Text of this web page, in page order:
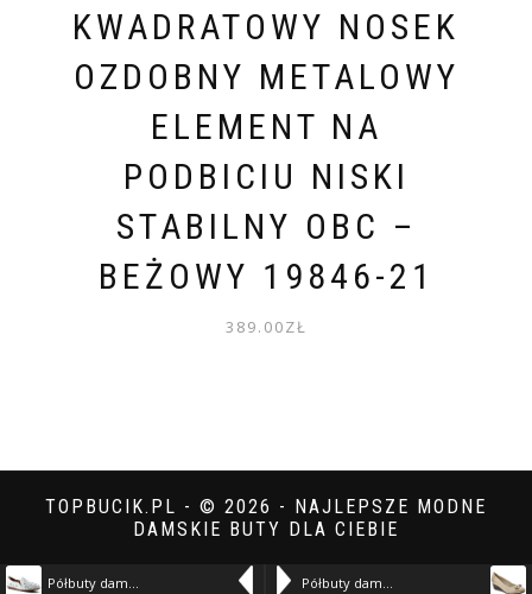
KWADRATOWY NOSEK
OZDOBNY METALOWY
ELEMENT NA
PODBICIU NISKI
STABILNY OBC –
BEŻOWY 19846-21
389.00ZŁ
Półbuty damskie Artiker, wykonane z materiału o gładkiej powierzchni z perforacjami z wsuwanym fasonem elastycznymi wstawkami po bokach, białe, 46C09 – biały 6600-H Półbuty damskie Baldaccini, wsuwane i na lekkim koturnie, zielone, 634500-7 – beżowy 4652-B
TOPBUCIK.PL - © 2026 - NAJLEPSZE MODNE
DAMSKIE BUTY DLA CIEBIE